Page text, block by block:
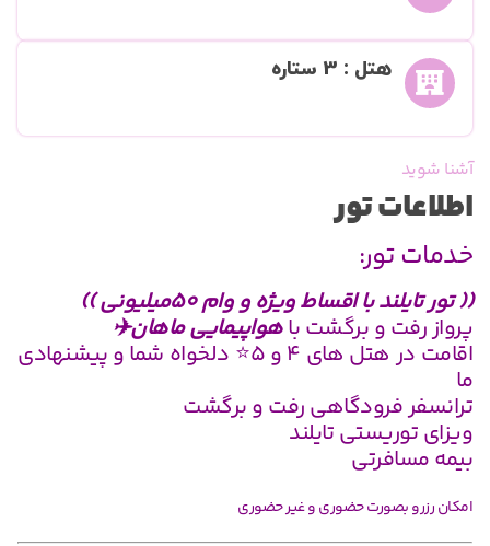
هتل : 3 ستاره
تور
با اقساط ویژه و وام 50میلیونی ))
و برگشت با هواپیمایی ماهان✈️
اقامت در هتل های ۴ و ۵⭐ دلخواه شما و پیشنهادی
فرودگاهی رفت و برگشت
تایلند
حضوری و غیر حضوری